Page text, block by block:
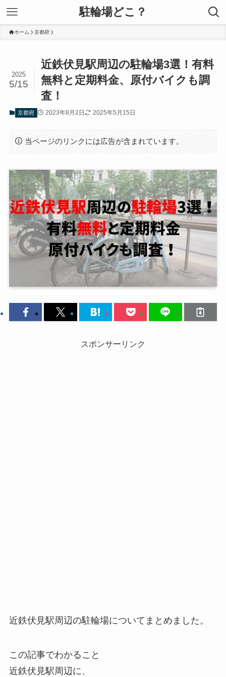
駐輪場どこ？
ホーム 京都府
近鉄伏見駅周辺の駐輪場3選！有料
無料と定期料金、原付バイクも調
査！
2025
5/15
京都府 2023年8月2日 2025年5月15日
当ページのリンクには広告が含まれています。
スポンサーリンク
近鉄伏見駅周辺の駐輪場についてまとめました。
この記事でわかること
近鉄伏見駅周辺に、